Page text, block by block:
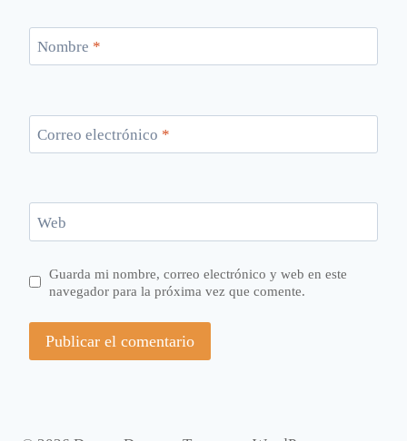
Nombre *
Correo electrónico *
Web
Guarda mi nombre, correo electrónico y web en este
navegador para la próxima vez que comente.